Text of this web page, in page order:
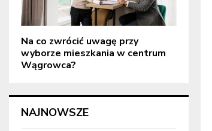
Na co zwrócić uwagę przy
wyborze mieszkania w centrum
Wągrowca?
NAJNOWSZE